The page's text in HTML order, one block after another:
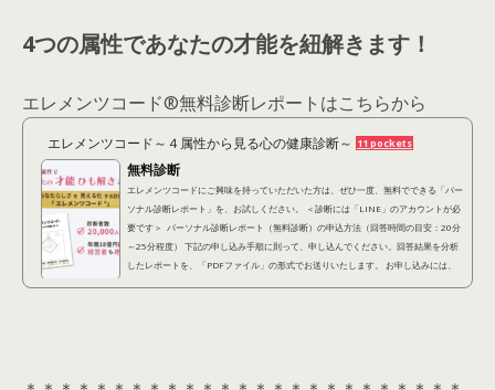
4つの属性であなたの才能を紐解きます！
エレメンツコード®︎無料診断レポートはこちらから
エレメンツコード～４属性から見る心の健康診断～ 11 pockets
無料診断
エレメンツコードにご興味を持っていただいた方は、ぜひ一度、無料でできる「パー
ソナル診断レポート」を、お試しください。 ＜診断には「LINE」のアカウントが必
要です＞ パーソナル診断レポート（無料診断）の申込方法（回答時間の目安：20分
～25分程度） 下記の申し込み手順に則って、申し込んでください。回答結果を分析
したレポートを、「PDFファイル」の形式でお送りいたします。 お申し込みには、